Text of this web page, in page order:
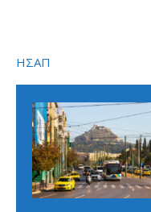
ΗΣΑΠ